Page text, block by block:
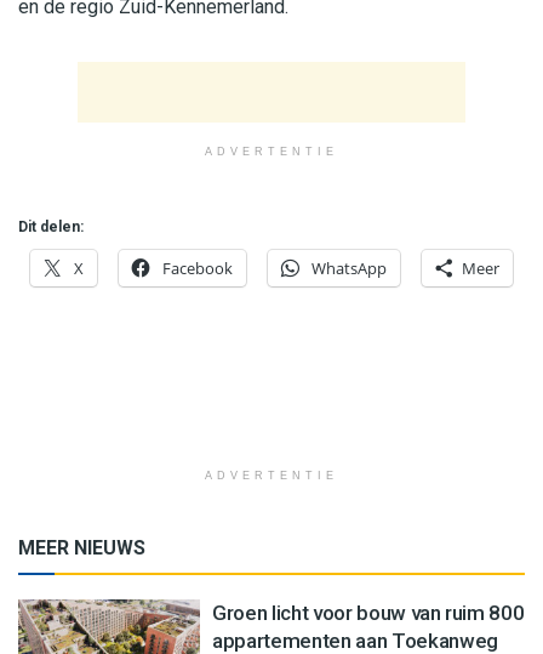
en de regio Zuid-Kennemerland.
ADVERTENTIE
Dit delen:
X Facebook WhatsApp Meer
ADVERTENTIE
MEER NIEUWS
Groen licht voor bouw van ruim 800
appartementen aan Toekanweg